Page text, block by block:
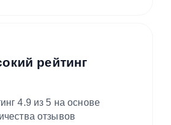
рейтинг
4.9 из 5 на основе
отзывов